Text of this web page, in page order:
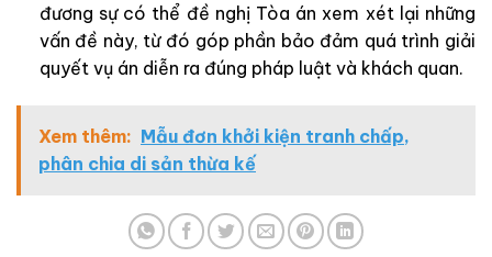
đương sự có thể đề nghị Tòa án xem xét lại những
vấn đề này, từ đó góp phần bảo đảm quá trình giải
quyết vụ án diễn ra đúng pháp luật và khách quan.
Xem thêm: Mẫu đơn khởi kiện tranh chấp,
phân chia di sản thừa kế